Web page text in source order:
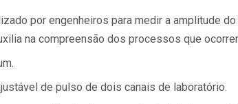
por engenheiros para medir a amplitude
na compreensão dos processos que
de pulso de dois canais de laboratório.